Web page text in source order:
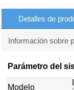
Detalles de
Información sobre